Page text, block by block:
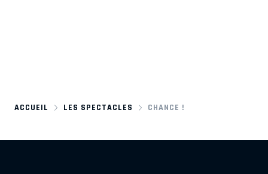
ACCUEIL LES SPECTACLES CHANCE !